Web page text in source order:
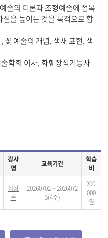
강사
명
교육기간
학습
비
심상
은
20260702 ~ 2026072
3(4주)
200,
000
원